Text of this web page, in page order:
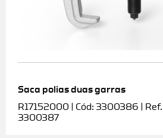
Saca polias duas garras
R17152000 | Cód: 3300386 |
3300387